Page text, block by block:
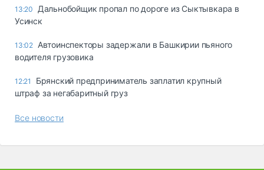
13:20
Дальнобойщик пропал по дороге из Сыктывкара в
Усинск
13:02 Автоинспекторы задержали в Башкирии пьяного
водителя грузовика
12:21
Брянский предприниматель заплатил крупный
штраф за негабаритный груз
Все новости